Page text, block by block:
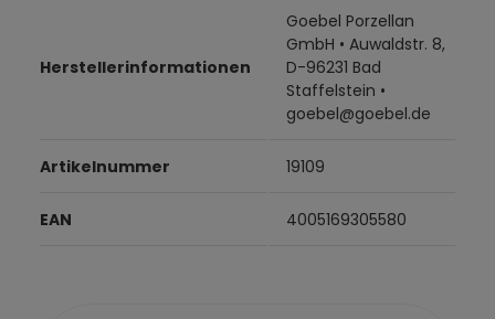
Herstellerinformationen
Goebel Porzellan
GmbH • Auwaldstr. 8,
D-96231 Bad
Staffelstein •
goebel@goebel.de
Artikelnummer 19109
EAN 4005169305580